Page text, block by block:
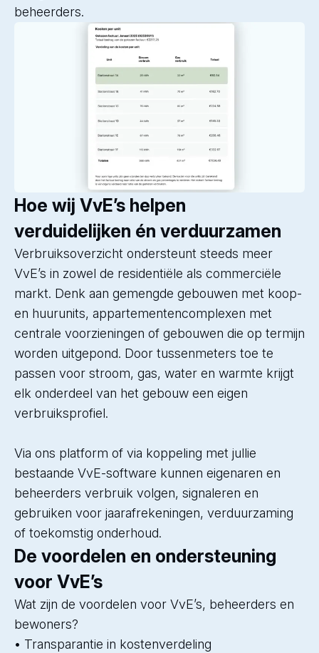
beheerders.
Hoe wij VvE’s helpen
verduidelijken én verduurzamen
Verbruiksoverzicht ondersteunt steeds meer
VvE’s in zowel de residentiële als commerciële
markt. Denk aan gemengde gebouwen met koop-
en huurunits, appartementencomplexen met
centrale voorzieningen of gebouwen die op termijn
worden uitgepond. Door tussenmeters toe te
passen voor stroom, gas, water en warmte krijgt
elk onderdeel van het gebouw een eigen
verbruiksprofiel.
Via ons platform of via koppeling met jullie
bestaande VvE-software kunnen eigenaren en
beheerders verbruik volgen, signaleren en
gebruiken voor jaarafrekeningen, verduurzaming
of toekomstig onderhoud.
De voordelen en ondersteuning
voor VvE’s
Wat zijn de voordelen voor VvE’s, beheerders en
bewoners?
• Transparantie in kostenverdeling